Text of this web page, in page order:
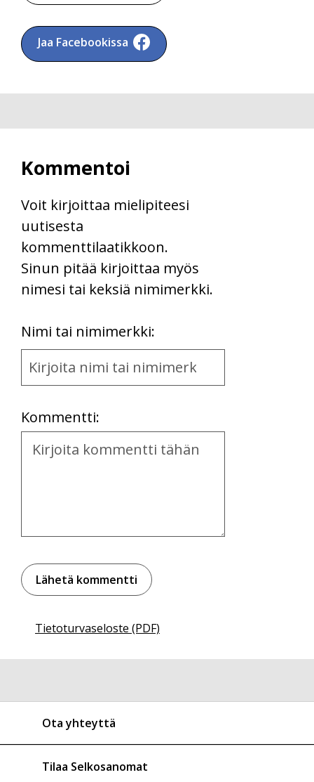
Jaa Facebookissa
Kommentoi
Voit kirjoittaa mielipiteesi
uutisesta
kommenttilaatikkoon.
Sinun pitää kirjoittaa myös
nimesi tai keksiä nimimerkki.
Nimi tai nimimerkki:
Name
and
Kommentti:
Kommentti
Tietoturvaseloste (PDF)
Ota yhteyttä
Tilaa Selkosanomat